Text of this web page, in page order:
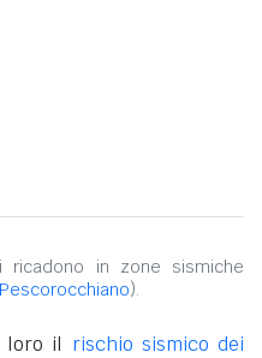
in zone sismiche
).
loro il rischio sismico dei